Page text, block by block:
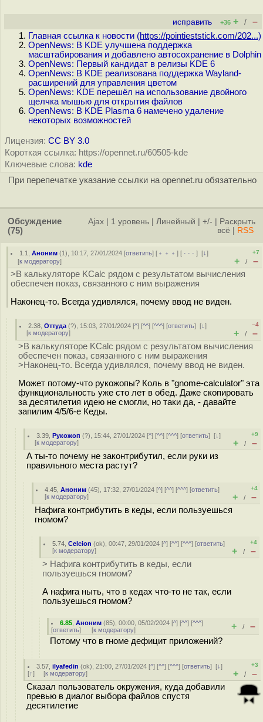
исправить +36 + / –
Главная ссылка к новости (https://pointieststick.com/202...)
OpenNews: В KDE улучшена поддержка
масштабирования и добавлено автосохранение в Dolphin
OpenNews: Первый кандидат в релизы KDE 6
OpenNews: В KDE реализована поддержка Wayland-
расширений для управления цветом
OpenNews: KDE перешёл на использование двойного
щелчка мышью для открытия файлов
OpenNews: В KDE Plasma 6 намечено удаление
некоторых возможностей
Лицензия: CC BY 3.0
Короткая ссылка: https://opennet.ru/60505-kde
Ключевые слова: kde
При перепечатке указание ссылки на opennet.ru обязательно
Обсуждение
(75)
Ajax 1 уровень Линейный +/-
Раскрыть
всё
RSS
1.1 ,Аноним (1), 10:17, 27/01/2024 [ответить] [ ﹢﹢﹢] [ · · ·][↓]
[к модератору]
+7
+ / –
>В калькуляторе KCalc рядом с результатом вычисления
обеспечен показ, связанного с ним выражения
Наконец-то. Всегда удивлялся, почему ввод не виден.
2.38 ,Оттуда (?), 15:03, 27/01/2024 [^] [^^] [^^^] [ответить][↓]
[к модератору]
–4
+ / –
>В калькуляторе KCalc рядом с результатом вычисления
обеспечен показ, связанного с ним выражения
>Наконец-то. Всегда удивлялся, почему ввод не виден.
Может потому-что рукожопы? Коль в "gnome-calculator" эта
функциональность уже сто лет в обед. Даже скопировать
за десятилетия идею не смогли, но таки да, - давайте
запилим 4/5/6-е Кеды.
3.39 ,Рукожоп (?), 15:44, 27/01/2024 [^] [^^] [^^^] [ответить][↓]
[к модератору]
+9
+ / –
А ты-то почему не законтрибутил, если руки из
правильного места растут?
4.45 ,Аноним (45), 17:32, 27/01/2024 [^] [^^] [^^^] [ответить]
[к модератору]
+4
+ / –
Нафига контрибутить в кеды, если пользуешься
гномом?
5.74 ,Celcion (ok), 00:47, 29/01/2024 [^] [^^] [^^^] [ответить]
[к модератору]
+4
+ / –
> Нафига контрибутить в кеды, если
пользуешься гномом?
А нафига ныть, что в кедах что-то не так, если
пользуешься гномом?
6.85 ,Аноним (85), 00:00, 05/02/2024 [^] [^^] [^^^]
[ответить] [к модератору] + / –
Потому что в гноме дефицит приложений?
3.57 ,ilyafedin (ok), 21:00, 27/01/2024 [^] [^^] [^^^] [ответить][↓]
[↑] [к модератору]
+3
+ / –
Сказал пользователь окружения, куда добавили
превью в диалог выбора файлов спустя
десятилетие